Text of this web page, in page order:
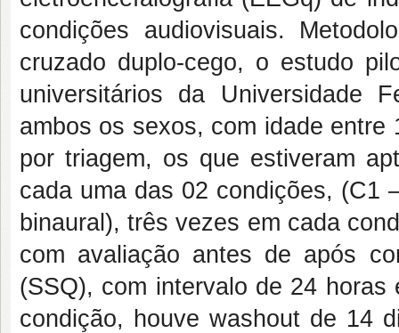
condições audiovisuais.
cruzado duplo-cego, o estudo
universitários da Universidade
ambos os sexos, com idade
por triagem, os que estiveram
cada uma das 02 condições, (C1
binaural), três vezes em cada
com avaliação antes de após
(SSQ), com intervalo de 24
condição, houve washout de 14